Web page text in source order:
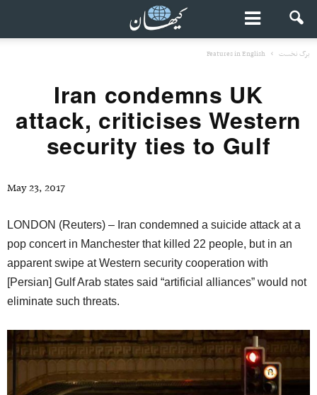
برگ نخست Features in English
Iran condemns UK
attack, criticises Western
security ties to Gulf
May 23, 2017
LONDON (Reuters) – Iran condemned a suicide attack at a
pop concert in Manchester that killed 22 people, but in an
apparent swipe at Western security cooperation with
[Persian] Gulf Arab states said “artificial alliances” would not
eliminate such threats.